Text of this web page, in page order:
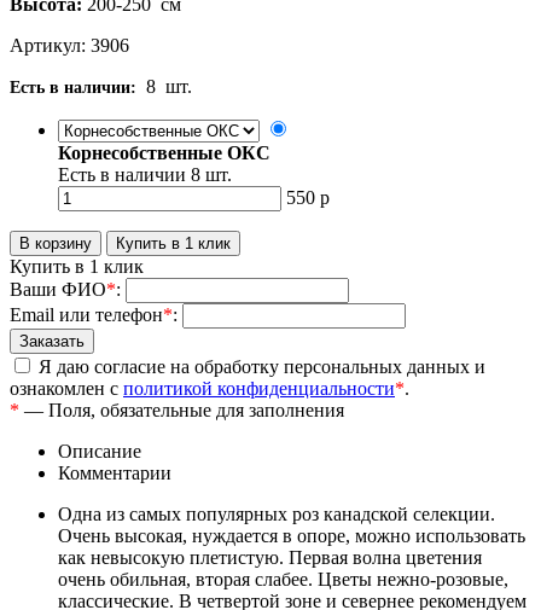
Высота: 200-250 см
Артикул: 3906
Есть в наличии: 8 шт.
Корнесобственные ОКС
Есть в наличии 8 шт.
550 р
Купить в 1 клик
Ваши ФИО*:
Email или телефон*:
Я даю согласие на обработку персональных данных и
ознакомлен с политикой конфиденциальности*.
* — Поля, обязательные для заполнения
Описание
Комментарии
Одна из самых популярных роз канадской селекции.
Очень высокая, нуждается в опоре, можно использовать
как невысокую плетистую. Первая волна цветения
очень обильная, вторая слабее. Цветы нежно-розовые,
классические. В четвертой зоне и севернее рекомендуем